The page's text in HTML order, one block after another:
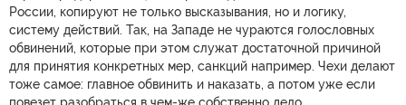
России, копируют не только высказывания, но и логику,
систему действий. Так, на Западе не чураются голословных
обвинений, которые при этом служат достаточной причиной
для принятия конкретных мер, санкций например. Чехи делают
тоже самое: главное обвинить и наказать, а потом уже если
повезет разобраться в чем-же собственно дело.